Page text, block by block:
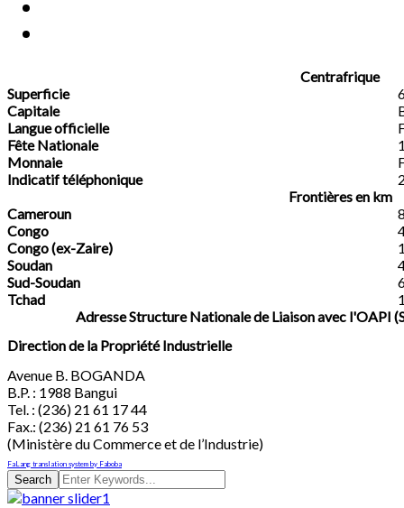
Centrafrique
Superficie
Capitale
Langue officielle
Fête Nationale
Monnaie
Indicatif téléphonique
Frontières en km
Cameroun
Congo
Congo (ex-Zaire)
Soudan
Sud-Soudan
Tchad
Adresse Structure Nationale de Liaison avec l'OAPI
Direction de la Propriété Industrielle
Avenue B. BOGANDA
B.P. : 1988 Bangui
Tel. : (236) 21 61 17 44
Fax.: (236) 21 61 76 53
(Ministère du Commerce et de l’Industrie)
FaLang translation system by Faboba
Search